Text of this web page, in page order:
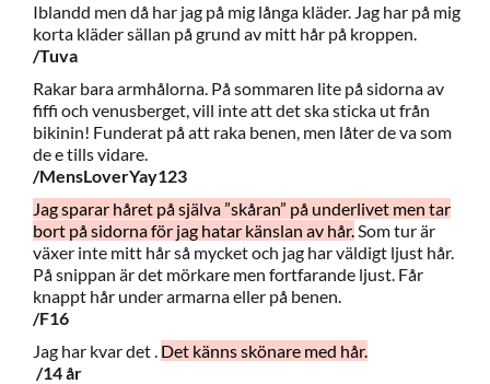
Iblandd men då har jag på mig långa kläder. Jag har på mig
korta kläder sällan på grund av mitt hår på kroppen.
/Tuva
Rakar bara armhålorna. På sommaren lite på sidorna av
fiffi och venusberget, vill inte att det ska sticka ut från
bikinin! Funderat på att raka benen, men låter de va som
de e tills vidare.
/MensLoverYay123
Jag sparar håret på själva ”skåran” på underlivet men tar
bort på sidorna för jag hatar känslan av hår.Som tur är
växer inte mitt hår så mycket och jag har väldigt ljust hår.
På snippan är det mörkare men fortfarande ljust. Får
knappt hår under armarna eller på benen.
/F16
Jag har kvar det . Det känns skönare med hår.
/14 år